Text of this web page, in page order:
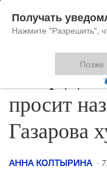
Театр
просит
Газарова
АННА КОЛТЫРИНА
Получать
Нажмите "Разрешить",
Позже